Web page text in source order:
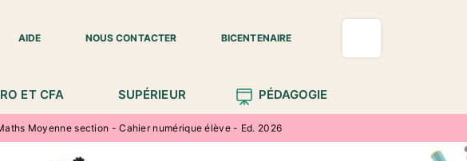
AIDE
NOUS CONTACTER BICENTENAIRE
ET CFA SUPÉRIEUR PÉDAGOGIE
Moyenne section - Cahier numérique élève - Ed. 2026